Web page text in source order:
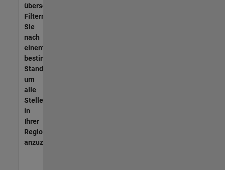
übersetzt.
Filtern
Sie
nach
einem
bestimmten
Standort,
um
alle
Stellenangebote
in
Ihrer
Region
anzuzeigen.